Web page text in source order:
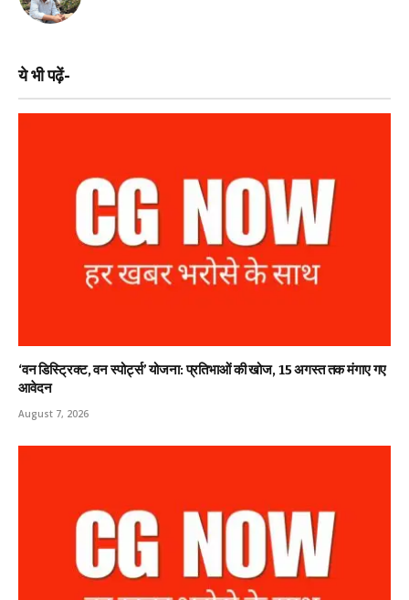
ये भी पढ़ें-
‘वन डिस्ट्रिक्ट, वन स्पोर्ट्स’ योजना: प्रतिभाओं की खोज, 15 अगस्त तक मंगाए गए
आवेदन
August 7, 2026